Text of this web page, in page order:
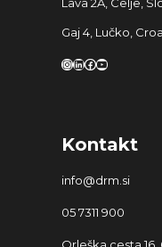
Gaj 4, Lučko,
Instagram
LinkedIn
Facebook
YouTube
Kontakt
info@drm.si
05 7311 900